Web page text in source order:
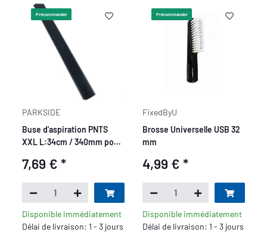
Précommander
PARKSIDE
Buse d'aspiration PNTS
XXL L:34cm / 340mm pour
Parkside
7,69 €*
Disponible immédiatement
Délai de livraison: 1 - 3 jours
Précommander
FixedByU
Brosse Universelle USB 32
mm
4,99 € *
Disponible immédiatement
Délai de livraison: 1 - 3 jours